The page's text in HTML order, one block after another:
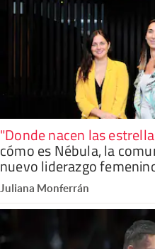
"Donde nacen las
cómo es Nébula, la
nuevo liderazgo
Juliana Monferrán